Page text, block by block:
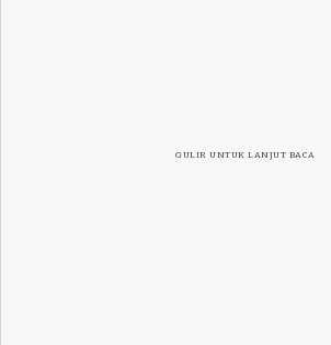
GULIR UNTUK LANJUT BACA